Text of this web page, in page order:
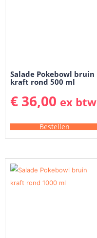
Salade Pokebowl bruin
kraft rond 500 ml
€ 36,00 ex btw
Bestellen